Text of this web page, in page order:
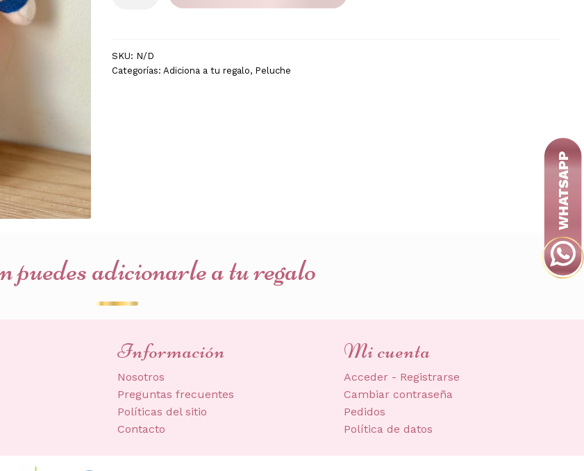
SKU: N/D
Categorías: Adiciona a tu regalo, Peluche
puedes adicionarle a tu regalo
Información
Nosotros
Preguntas frecuentes
Políticas del sitio
Contacto
Mi cuenta
Acceder - Registrarse
Cambiar contraseña
Pedidos
Política de datos